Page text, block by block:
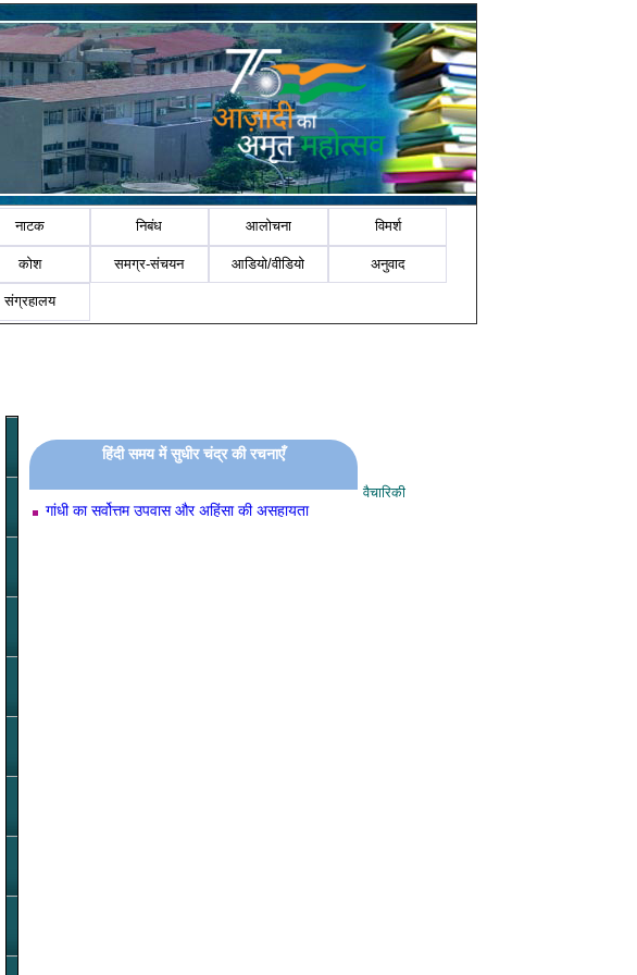
नाटक निबंध आलोचना विमर्श
कोश समग्र-संचयन आडियो/वीडियो अनुवाद
संग्रहालय
हिंदी समय में सुधीर चंद्र की रचनाएँ
वैचारिकी
गांधी का सर्वोत्तम उपवास और अहिंसा की असहायता